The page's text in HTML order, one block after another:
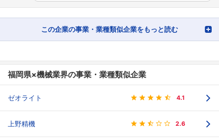
この企業の事業・業種類似企業をもっと読む
福岡県×機械業界の事業・業種類似企業
ゼオライト 4.1
上野精機 2.6